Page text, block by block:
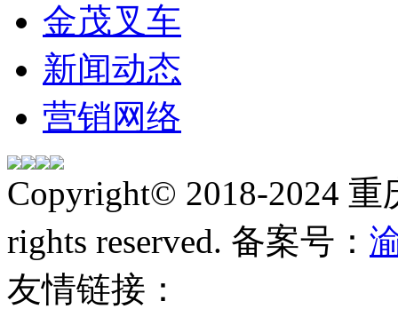
金茂叉车
新闻动态
营销网络
Copyright© 2018-2024
rights reserved. 备案号：
友情链接：